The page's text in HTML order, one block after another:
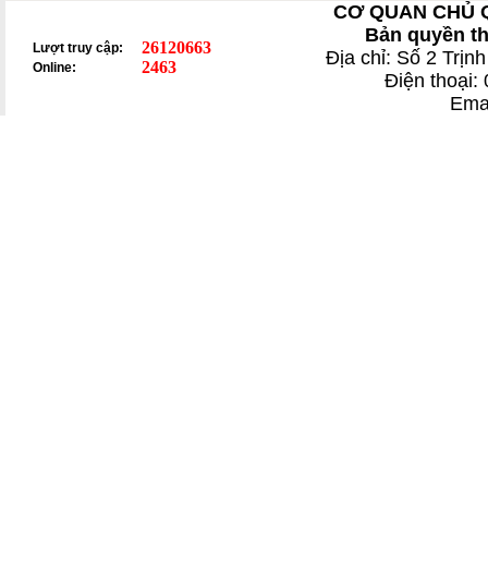
Lượt truy cập: 26120663
Online: 2463
CƠ QUAN CHỦ
Bản quyền
Địa chỉ: Số 2
Điện